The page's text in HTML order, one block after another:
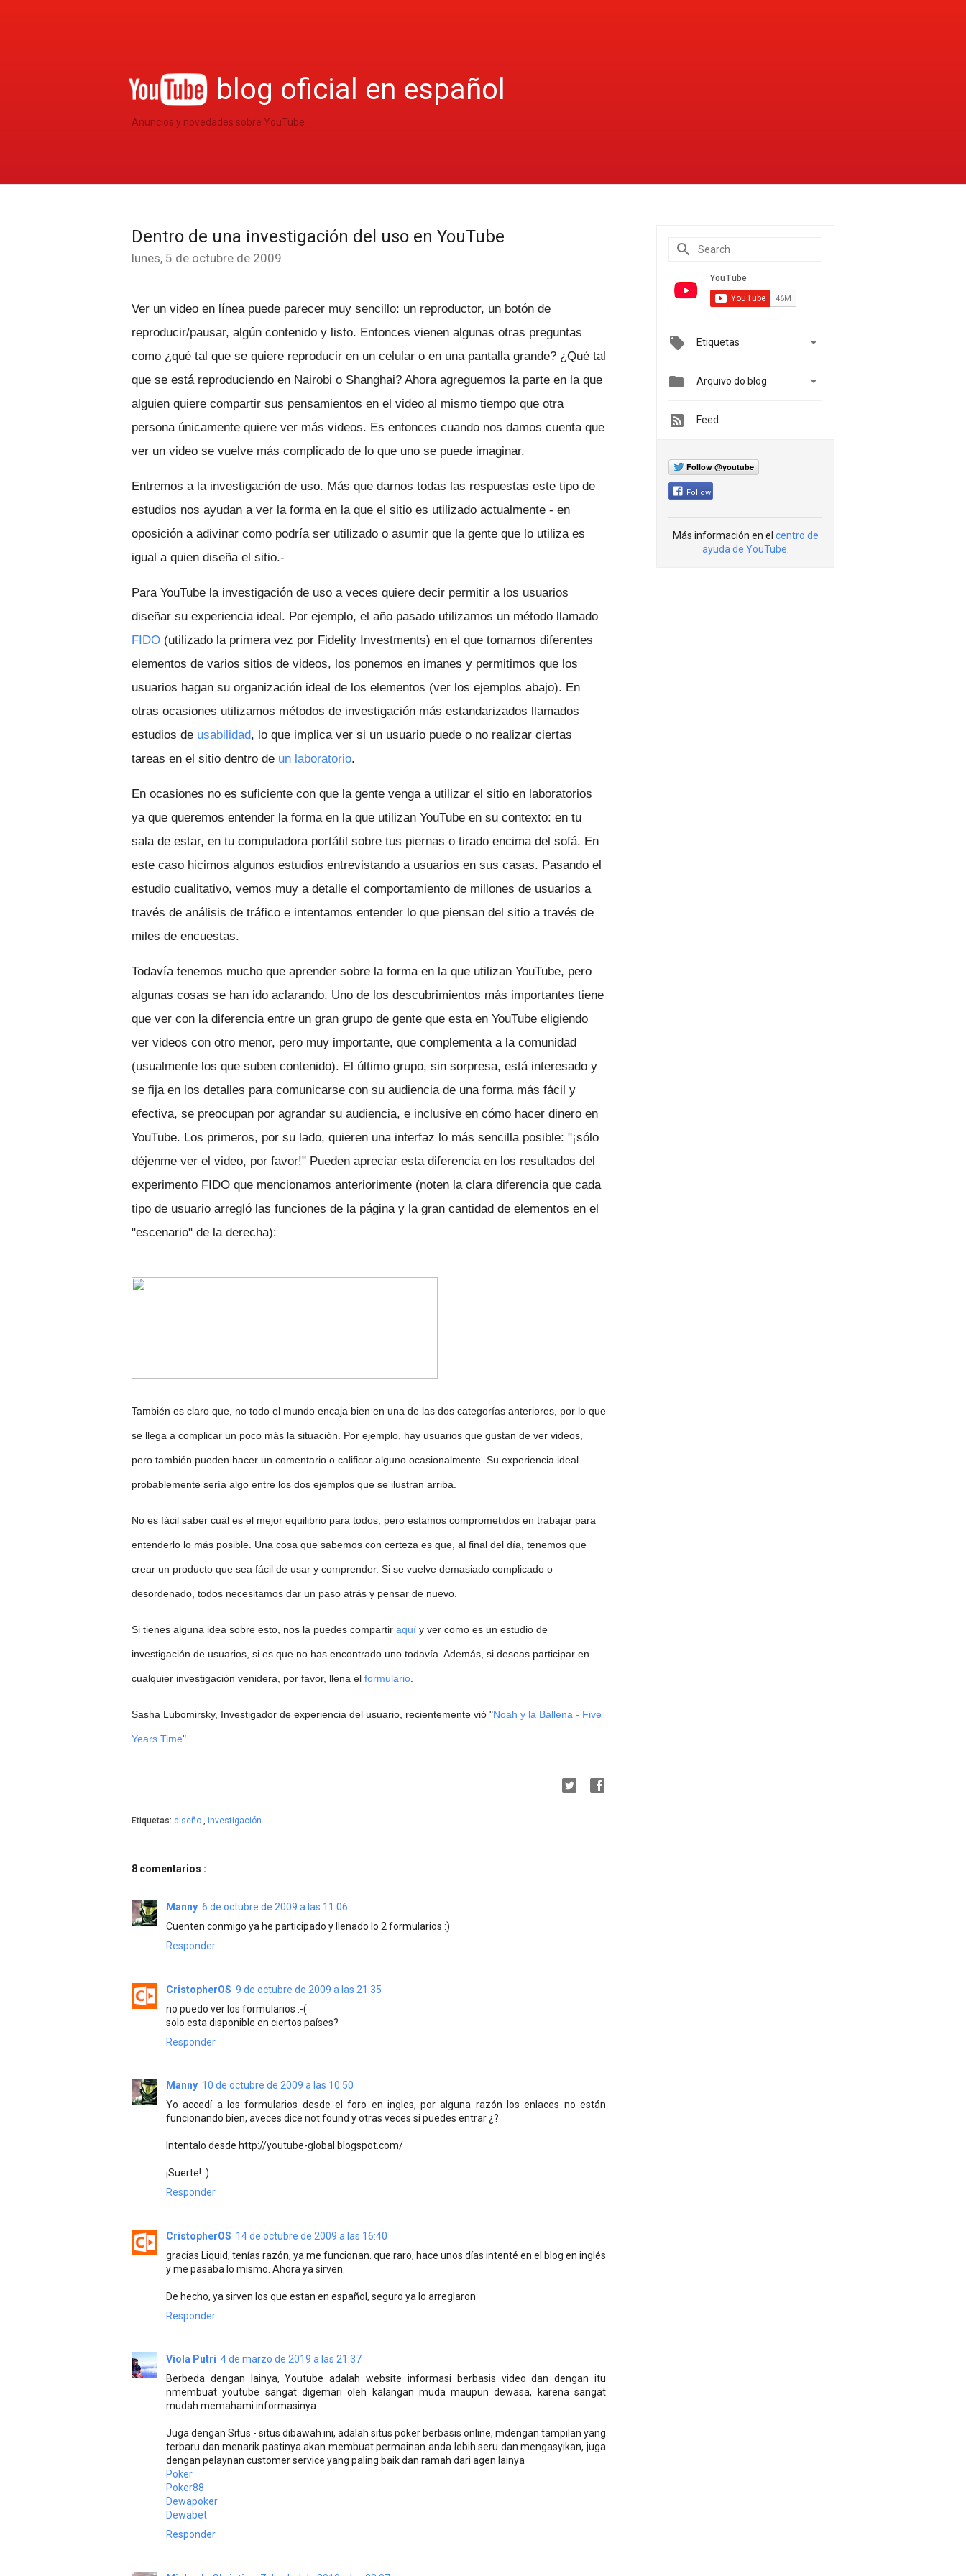
blog oficial en español
Anuncios y novedades sobre YouTube
Dentro de una investigación del uso en YouTube
lunes, 5 de octubre de 2009
Ver un video en línea puede parecer muy sencillo: un reproductor, un botón de
reproducir/pausar, algún contenido y listo. Entonces vienen algunas otras preguntas
como ¿qué tal que se quiere reproducir en un celular o en una pantalla grande? ¿Qué tal
que se está reproduciendo en Nairobi o Shanghai? Ahora agreguemos la parte en la que
alguien quiere compartir sus pensamientos en el video al mismo tiempo que otra
persona únicamente quiere ver más videos. Es entonces cuando nos damos cuenta que
ver un video se vuelve más complicado de lo que uno se puede imaginar.
Entremos a la investigación de uso. Más que darnos todas las respuestas este tipo de
estudios nos ayudan a ver la forma en la que el sitio es utilizado actualmente - en
oposición a adivinar como podría ser utilizado o asumir que la gente que lo utiliza es
igual a quien diseña el sitio.-
Para YouTube la investigación de uso a veces quiere decir permitir a los usuarios
diseñar su experiencia ideal. Por ejemplo, el año pasado utilizamos un método llamado
FIDO (utilizado la primera vez por Fidelity Investments) en el que tomamos diferentes
elementos de varios sitios de videos, los ponemos en imanes y permitimos que los
usuarios hagan su organización ideal de los elementos (ver los ejemplos abajo). En
otras ocasiones utilizamos métodos de investigación más estandarizados llamados
estudios de usabilidad, lo que implica ver si un usuario puede o no realizar ciertas
tareas en el sitio dentro de un laboratorio.
En ocasiones no es suficiente con que la gente venga a utilizar el sitio en laboratorios
ya que queremos entender la forma en la que utilizan YouTube en su contexto: en tu
sala de estar, en tu computadora portátil sobre tus piernas o tirado encima del sofá. En
este caso hicimos algunos estudios entrevistando a usuarios en sus casas. Pasando el
estudio cualitativo, vemos muy a detalle el comportamiento de millones de usuarios a
través de análisis de tráfico e intentamos entender lo que piensan del sitio a través de
miles de encuestas.
Todavía tenemos mucho que aprender sobre la forma en la que utilizan YouTube, pero
algunas cosas se han ido aclarando. Uno de los descubrimientos más importantes tiene
que ver con la diferencia entre un gran grupo de gente que esta en YouTube eligiendo
ver videos con otro menor, pero muy importante, que complementa a la comunidad
(usualmente los que suben contenido). El último grupo, sin sorpresa, está interesado y
se fija en los detalles para comunicarse con su audiencia de una forma más fácil y
efectiva, se preocupan por agrandar su audiencia, e inclusive en cómo hacer dinero en
YouTube. Los primeros, por su lado, quieren una interfaz lo más sencilla posible: "¡sólo
déjenme ver el video, por favor!" Pueden apreciar esta diferencia en los resultados del
experimento FIDO que mencionamos anteriorimente (noten la clara diferencia que cada
tipo de usuario arregló las funciones de la página y la gran cantidad de elementos en el
"escenario" de la derecha):
También es claro que, no todo el mundo encaja bien en una de las dos categorías anteriores, por lo que
se llega a complicar un poco más la situación. Por ejemplo, hay usuarios que gustan de ver videos,
pero también pueden hacer un comentario o calificar alguno ocasionalmente . Su experiencia ideal
probablemente sería algo entre los dos ejemplos que se ilustran arriba.
No es fácil saber cuál es el mejor equilibrio para todos, pero estamos comprometidos en trabajar para
entenderlo lo más posible. Una cosa que sabemos con certeza es que, al final del día, tenemos que
crear un producto que sea fácil de usar y comprender. Si se vuelve demasiado complicado o
desordenado, todos necesitamos dar un paso atrás y pensar de nuevo.
Si tienes alguna idea sobre esto, nos la puedes compartir aquí y ver como es un estudio de
investigación de usuarios, si es que no has encontrado uno todavía. Además, si deseas participar en
cualquier investigación venidera, por favor, llena el formulario
Sasha Lubomirsky, Investigador de experiencia del usuario, recientemente vió "Noah y la Ballena - Five
Years Time"
Etiquetas: diseño , investigación
8 comentarios :
Manny 6 de octubre de 2009 a las 11:06
Cuenten conmigo ya he participado y llenado lo 2 formularios :)
Responder
CristopherOS 9 de octubre de 2009 a las 21:35
no puedo ver los formularios :-(
solo esta disponible en ciertos países?
Responder
Manny 10 de octubre de 2009 a las 10:50
Yo accedí a los formularios desde el foro en ingles, por alguna razón los enlaces no están
funcionando bien, aveces dice not found y otras veces si puedes entrar ¿?
Intentalo desde http://youtube-global.blogspot.com/
¡Suerte! :)
Responder
CristopherOS 14 de octubre de 2009 a las 16:40
gracias Liquid, tenías razón, ya me funcionan. que raro, hace unos días intenté en el blog en inglés
y me pasaba lo mismo. Ahora ya sirven.
De hecho, ya sirven los que estan en español, seguro ya lo arreglaron
Responder
Viola Putri 4 de marzo de 2019 a las 21:37
Berbeda dengan lainya, Youtube adalah website informasi berbasis video dan dengan itu
nmembuat youtube sangat digemari oleh kalangan muda maupun dewasa, karena sangat
mudah memahami informasinya
Juga dengan Situs - situs dibawah ini, adalah situs poker berbasis online, mdengan tampilan yang
terbaru dan menarik pastinya akan membuat permainan anda lebih seru dan mengasyikan, juga
dengan pelaynan customer service yang paling baik dan ramah dari agen lainya
Poker
Poker88
Dewapoker
Dewabet
Responder
Etiquetas 
 Arquivo do blog 
Feed
Follow @youtube
Follow
Más información en el centro de
ayuda de YouTube